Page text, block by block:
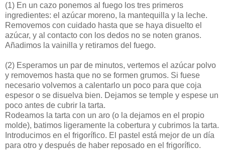
(1) En un cazo ponemos al fuego los tres primeros
ingredientes: el azúcar moreno, la mantequilla y la leche.
Removemos con cuidado hasta que se haya disuelto el
azúcar, y al contacto con los dedos no se noten granos.
Añadimos la vainilla y retiramos del fuego.
(2) Esperamos un par de minutos, vertemos el azúcar polvo
y removemos hasta que no se formen grumos. Si fuese
necesario volvemos a calentarlo un poco para que coja
espesor o se disuelva bien. Dejamos se temple y espese un
poco antes de cubrir la tarta.
Rodeamos la tarta con un aro (o la dejamos en el propio
molde), batimos ligeramente la cobertura y cubrimos la tarta.
Introducimos en el frigorífico. El pastel está mejor de un día
para otro y después de haber reposado en el frigorífico.